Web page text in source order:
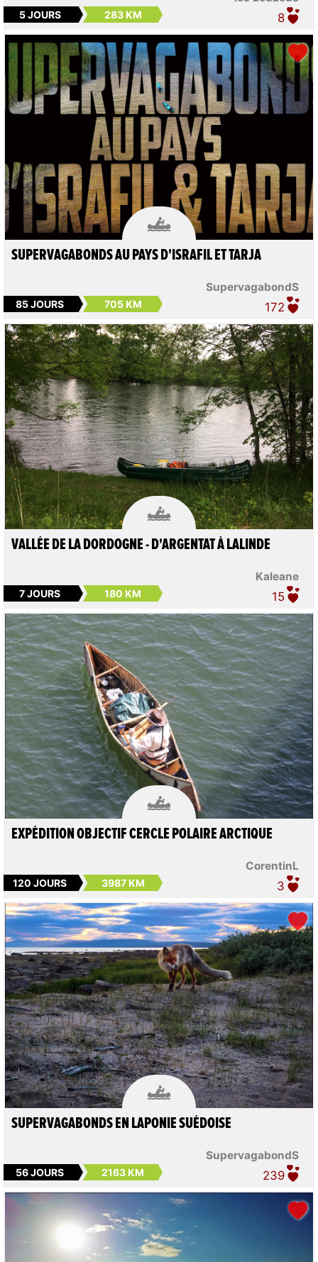
5 JOURS 283 KM 8

SupervagabondS
SUPERVAGABONDS AU PAYS D'ISRAFIL ET TARJA
85 JOURS 705 KM 172

Kaleane
VALLÉE DE LA DORDOGNE - D'ARGENTAT À LALINDE
7 JOURS 180 KM 15

CorentinL
EXPÉDITION OBJECTIF CERCLE POLAIRE ARCTIQUE
120 JOURS 3987 KM 3

SupervagabondS
SUPERVAGABONDS EN LAPONIE SUÉDOISE
56 JOURS 2163 KM 239